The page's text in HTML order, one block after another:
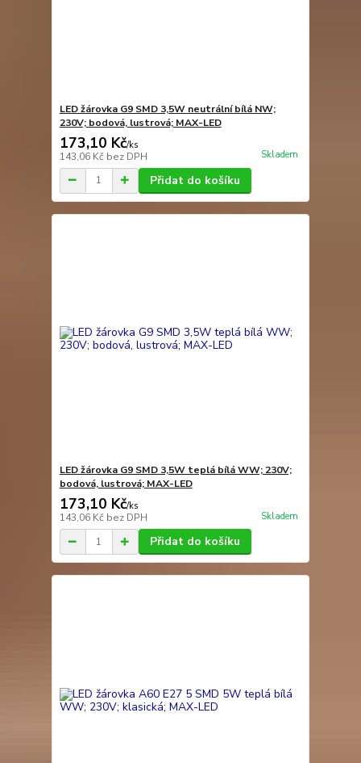
LED žárovka G9 SMD 3,5W neutrální bílá NW;
230V; bodová, lustrová; MAX-LED
173,10 Kč/ks
143,06 Kč bez DPH Skladem
Přidat do košíku
LED žárovka G9 SMD 3,5W teplá bílá WW; 230V;
bodová, lustrová; MAX-LED
173,10 Kč/ks
143,06 Kč bez DPH Skladem
Přidat do košíku